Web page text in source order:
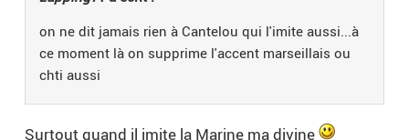
on ne dit jamais rien à Cantelou qui l'imite aussi...à
ce moment là on supprime l'accent marseillais ou
chti aussi
Surtout quand il imite la Marine ma divine